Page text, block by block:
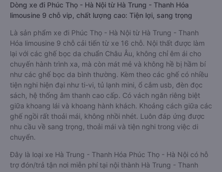
Dòng xe đi Phúc Thọ - Hà Nội từ Hà Trung - Thanh Hóa
limousine 9 chỗ vip, chất lượng cao: Tiện lợi, sang trọng
Là sản phẩm xe đi Phúc Thọ - Hà Nội từ Hà Trung - Thanh
Hóa limousine 9 chỗ cải tiến từ xe 16 chỗ. Nội thất được làm
lại với các ghế bọc da chuẩn Châu Âu, không chỉ êm ái cho
chuyến hành trình xa, mà còn mát mẻ và không hề bị hầm bí
như các ghế bọc da bình thường. Kèm theo các ghế có nhiều
tiện nghi hiện đại như ti-vi, tủ lạnh mini, ổ cắm usb, đèn đọc
sách, hệ thống âm thanh cao cấp. Có vách ngăn riêng biệt
giữa khoang lái và khoang hành khách. Khoảng cách giữa các
ghế ngồi rất thoải mái, không nhồi nhét. Luôn đáp ứng được
nhu cầu về sang trọng, thoải mái và tiện nghi trong việc di
chuyển.
Đây là loại xe Hà Trung - Thanh Hóa Phúc Thọ - Hà Nội có hỗ
trợ đón/trả tận nơi miễn phí tại nội thành Hà Trung - Thanh